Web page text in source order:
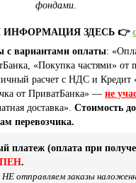
фондами
ИНФОРМАЦИЯ ЗДЕСЬ 👉
с вариантами оплаты:
«Покупка частями» от
расчет с НДС и Кредит
от ПриватБанка» — не
доставка». Стоимость
перевозчика.
платеж (оплата при
.
отправляем заказы